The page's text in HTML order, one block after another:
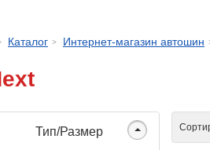
Каталог Интернет-магазин автошин
Тип/Размер